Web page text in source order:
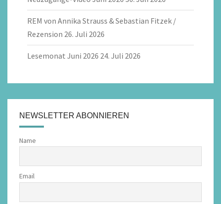
REM von Annika Strauss & Sebastian Fitzek /
Rezension 26. Juli 2026
Lesemonat Juni 2026 24. Juli 2026
NEWSLETTER ABONNIEREN
Name
Email